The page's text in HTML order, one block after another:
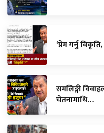
‘प्रेम गर्नु
समलिङ्गी
चेतनामाथि…